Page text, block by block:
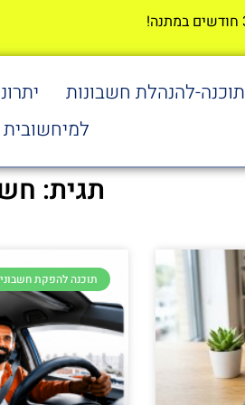
תוכנה-להנהלת חשבונות
תגית:
תוכנה להפקת